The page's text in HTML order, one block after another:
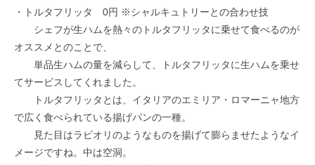
・トルタフリッタ 0円 ※シャルキュトリーとの合わせ技
シェフが生ハムを熱々のトルタフリッタに乗せて食べるのが
オススメとのことで、
単品生ハムの量を減らして、トルタフリッタに生ハムを乗せ
てサービスしてくれました。
トルタフリッタとは、イタリアのエミリア・ロマーニャ地方
で広く食べられている揚げパンの一種。
見た目はラビオリのようなものを揚げて膨らませたようなイ
メージですね。中は空洞。